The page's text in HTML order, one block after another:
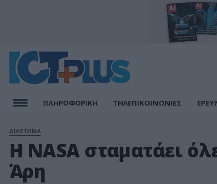
ΠΛΗΡΟΦΟΡΙΚΗ ΤΗΛΕΠΙΚΟΙΝΩΝΙΕΣ
ΔΙΑΣΤΗΜΑ
Η NASA σταματάει
Άρη